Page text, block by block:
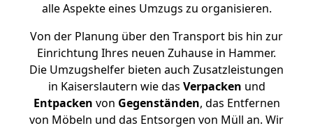
alle Aspekte eines Umzugs zu organisieren.
Von der Planung über den Transport bis hin zur
Einrichtung Ihres neuen Zuhause in Hammer.
Die Umzugshelfer bieten auch Zusatzleistungen
in Kaiserslautern wie das Verpacken und
Entpacken von Gegenständen, das Entfernen
von Möbeln und das Entsorgen von Müll an. Wir